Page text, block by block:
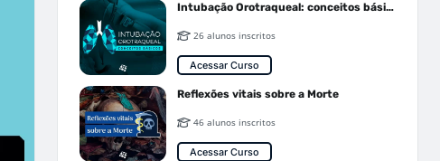
Intubação Orotraqueal: conceitos básicos
26 alunos inscritos
Acessar Curso
Reflexões vitais sobre a Morte
46 alunos inscritos
Acessar Curso